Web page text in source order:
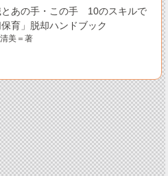
とあの手・この手 10のスキルで
育」脱却ハンドブック
美＝著